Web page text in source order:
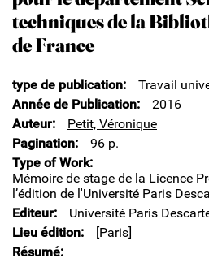
techniques de la
de France
type de publication
Travail
Année de Publication
2016
Auteur
Petit, Véronique
Pagination
96 p.
Type of Work
Mémoire de stage de la Licence
l’édition de l'Université Paris
Editeur
Université Paris
Lieu édition
[Paris]
Résumé